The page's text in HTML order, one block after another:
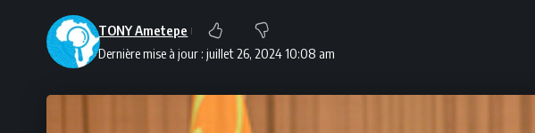
Dernière mise à jour : juillet 26, 2024 10:08 am
TONY Ametepe